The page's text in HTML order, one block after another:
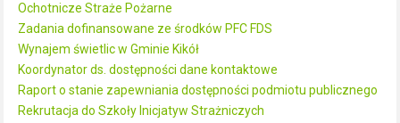
Ochotnicze Straże Pożarne
Zadania dofinansowane ze środków PFC FDS
Wynajem świetlic w Gminie Kikół
Koordynator ds. dostępności dane kontaktowe
Raport o stanie zapewniania dostępności podmiotu publicznego
Rekrutacja do Szkoły Inicjatyw Strażniczych